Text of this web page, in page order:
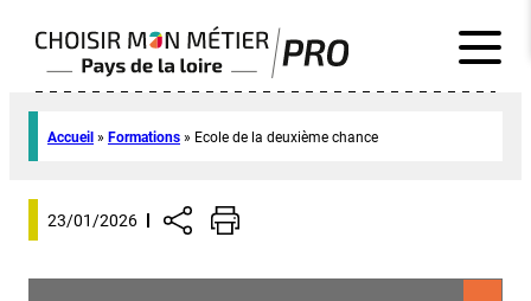
Accueil » Formations » Ecole de la deuxième chance
23/01/2026